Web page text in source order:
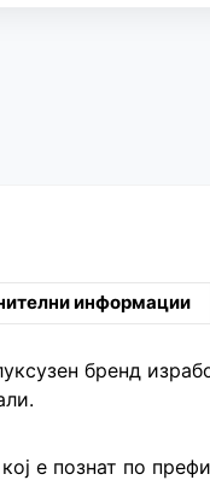
информации
бренд
е познат по